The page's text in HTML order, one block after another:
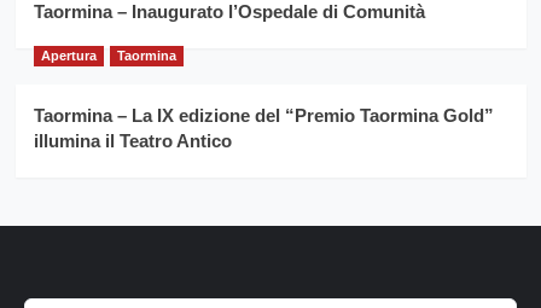
Taormina – Inaugurato l’Ospedale di Comunità
Apertura Taormina
Taormina – La IX edizione del “Premio Taormina Gold”
illumina il Teatro Antico